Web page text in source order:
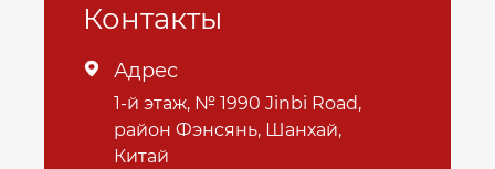
Контакты
 Адрес
1-й этаж, № 1990 Jinbi Road,
район Фэнсянь, Шанхай,
Китай